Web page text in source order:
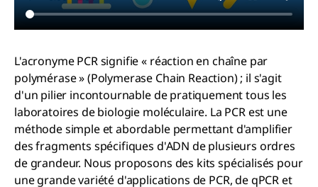
L'acronyme PCR signifie « réaction en chaîne par
polymérase » (Polymerase Chain Reaction) ; il s'agit
d'un pilier incontournable de pratiquement tous les
laboratoires de biologie moléculaire. La PCR est une
méthode simple et abordable permettant d'amplifier
des fragments spécifiques d'ADN de plusieurs ordres
de grandeur. Nous proposons des kits spécialisés pour
une grande variété d'applications de PCR, de qPCR et